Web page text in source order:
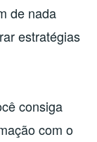
de nada
estratégias
consiga
com o